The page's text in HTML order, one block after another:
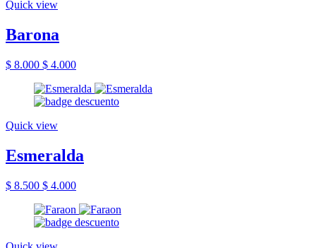
Quick view
Barona
$ 8.000 $ 4.000
Quick view
Esmeralda
$ 8.500 $ 4.000